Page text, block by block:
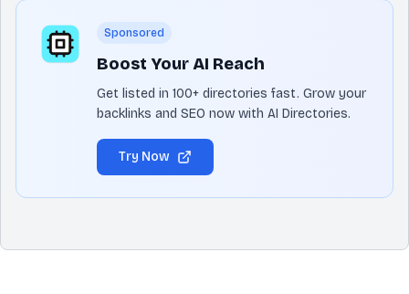
Sponsored
Boost Your AI Reach
Get listed in 100+ directories fast. Grow your
backlinks and SEO now with AI Directories.
Try Now